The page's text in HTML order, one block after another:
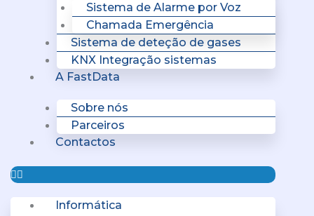
Sistema de Alarme por Voz
Chamada Emergência
Sistema de deteção de gases
KNX Integração sistemas
A FastData
Sobre nós
Parceiros
Contactos
Informática